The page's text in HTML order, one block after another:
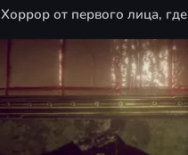
Хоррор от первого лица,